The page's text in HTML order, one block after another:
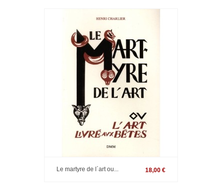
Le martyre de l´art ou... 18,00 €